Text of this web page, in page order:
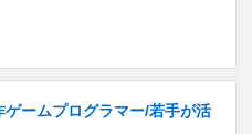
ームプログラマー/若手が活